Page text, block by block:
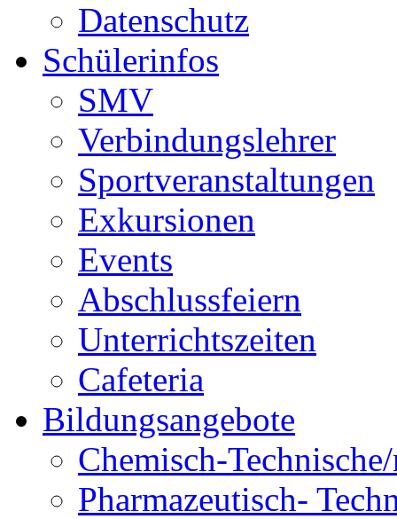
Datenschutz
Schülerinfos
SMV
Verbindungslehrer
Sportveranstaltungen
Exkursionen
Events
Abschlussfeiern
Unterrichtszeiten
Cafeteria
Bildungsangebote
Chemisch-
Pharmazeutisch-